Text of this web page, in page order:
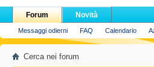
Forum
Messaggi odierni FAQ Calendario
Novità
Cerca nei forum